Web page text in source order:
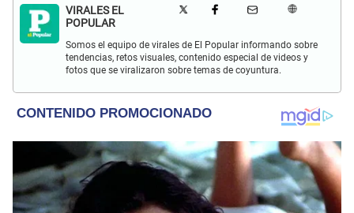
VIRALES EL
POPULAR
Somos el equipo de virales de El Popular informando sobre
tendencias, retos visuales, contenido especial de videos y
fotos que se viralizaron sobre temas de coyuntura.